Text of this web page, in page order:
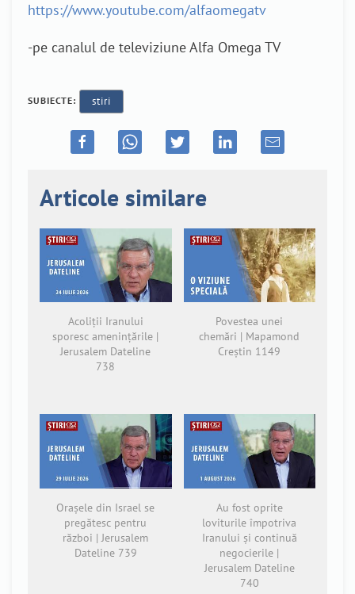
https://www.youtube.com/alfaomegatv
-pe canalul de televiziune Alfa Omega TV
SUBIECTE: stiri
Articole similare
Acoliții Iranului
sporesc amenințările |
Jerusalem Dateline
738
Povestea unei
chemări | Mapamond
Creștin 1149
Orașele din Israel se
pregătesc pentru
război | Jerusalem
Dateline 739
Au fost oprite
loviturile împotriva
Iranului și continuă
negocierile |
Jerusalem Dateline
740